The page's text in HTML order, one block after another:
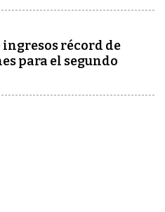
ingresos récord de
para el segundo